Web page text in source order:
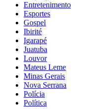
Entretenimento
Esportes
Gospel
Ibirité
Igarapé
Juatuba
Louvor
Mateus Leme
Minas Gerais
Nova Serrana
Polícia
Política